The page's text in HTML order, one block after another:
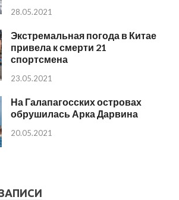
28.05.2021
Экстремальная погода в Китае
привела к смерти 21
спортсмена
23.05.2021
На Галапагосских островах
обрушилась Арка Дарвина
20.05.2021